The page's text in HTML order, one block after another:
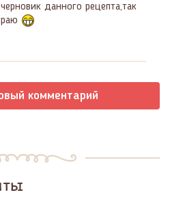
данного рецепта,так
комментарий